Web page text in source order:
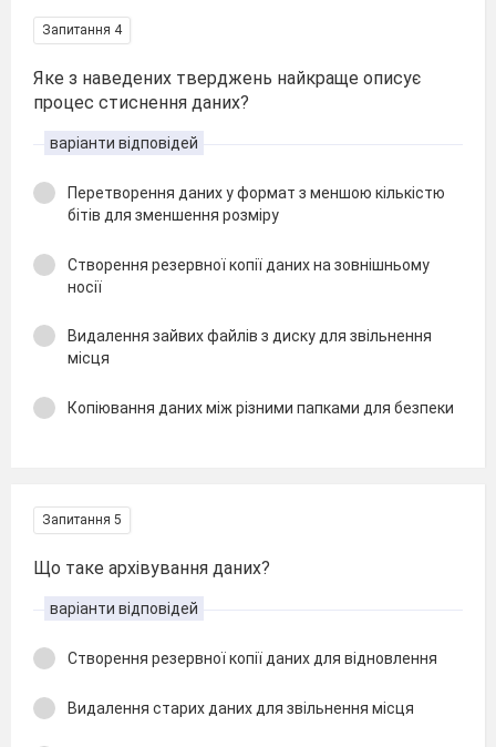
Запитання 4
Яке з наведених тверджень найкраще описує
процес стиснення даних?
варіанти відповідей
Перетворення даних у формат з меншою кількістю
бітів для зменшення розміру
Створення резервної копії даних на зовнішньому
носії
Видалення зайвих файлів з диску для звільнення
місця
Копіювання даних між різними папками для безпеки
Запитання 5
Що таке архівування даних?
варіанти відповідей
Створення резервної копії даних для відновлення
Видалення старих даних для звільнення місця